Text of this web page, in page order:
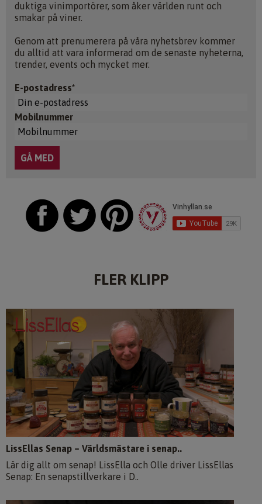
duktiga vinimportörer, som åker världen runt och
smakar på viner.
Genom att prenumerera på våra nyhetsbrev kommer
du alltid att vara informerad om de senaste nyheterna,
trender, events och mycket mer.
E-postadress*
Mobilnummer
FLER KLIPP
LissEllas Senap – Världsmästare i senap..
Lär dig allt om senap! LissElla och Olle driver LissEllas
Senap: En senapstillverkare i D..